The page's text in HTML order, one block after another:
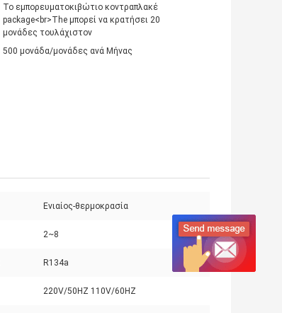
Το εμπορευματοκιβώτιο κοντραπλακέ
package<br>The μπορεί να κρατήσει 20
μονάδες τουλάχιστον
500 μονάδα/μονάδες ανά Μήνας
Ενιαίος-θερμοκρασία
2~8
R134a
220V/50HZ 110V/60HZ